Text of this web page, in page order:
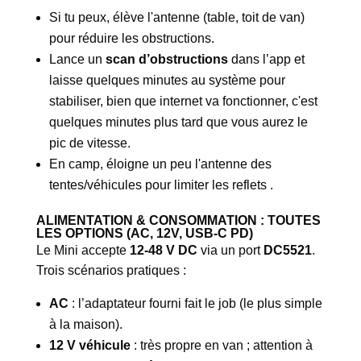
Si tu peux, élève l'antenne (table, toit de van)
pour réduire les obstructions.
Lance un scan d’obstructionsdans l’app et
laisse quelques minutes au système pour
stabiliser, bien que internet va fonctionner, c'est
quelques minutes plus tard que vous aurez le
pic de vitesse.
En camp, éloigne un peu l'antenne des
tentes/véhicules pour limiter les reflets .
ALIMENTATION & CONSOMMATION : TOUTES
LES OPTIONS (AC, 12V, USB-C PD)
Le Mini accepte 12-48 V DC via un port DC5521.
Trois scénarios pratiques :
AC : l’adaptateur fourni fait le job (le plus simple
à la maison).
12 V véhicule: très propre en van ; attention à